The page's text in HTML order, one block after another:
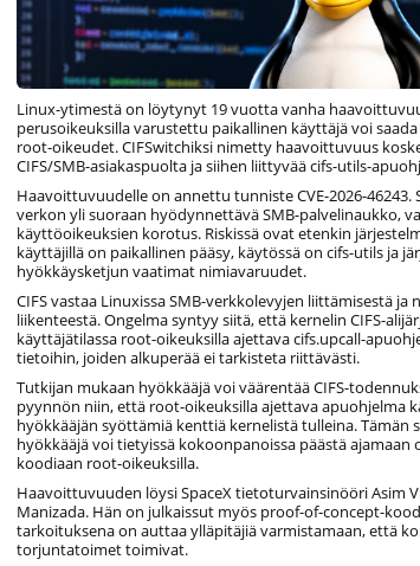
Linux-ytimestä on löytynyt 19 vuotta vanha
perusoikeuksilla varustettu paikallinen käyttäjä voi
root-oikeudet. CIFSwitchiksi nimetty haavoittuvuus
CIFS/SMB-asiakaspuolta ja siihen liittyvää cifs-utils-
Haavoittuvuudelle on annettu tunniste CVE-2026-46243.
verkon yli suoraan hyödynnettävä SMB-palvelinaukko,
käyttöoikeuksien korotus. Riskissä ovat etenkin
käyttäjillä on paikallinen pääsy, käytössä on cifs-utils ja
hyökkäysketjun vaatimat nimiavaruudet.
CIFS vastaa Linuxissa SMB-verkkolevyjen liittämisestä ja
liikenteestä. Ongelma syntyy siitä, että kernelin CIFS-
käyttäjätilassa root-oikeuksilla ajettava cifs.upcall-
tietoihin, joiden alkuperää ei tarkisteta riittävästi.
Tutkijan mukaan hyökkääjä voi väärentää CIFS-
pyynnön niin, että root-oikeuksilla ajettava apuohjelma
hyökkääjän syöttämiä kenttiä kernelistä tulleina. Tämän
hyökkääjä voi tietyissä kokoonpanoissa päästä ajamaan
koodiaan root-oikeuksilla.
Haavoittuvuuden löysi SpaceX tietoturvainsinööri Asim
Manizada. Hän on julkaissut myös proof-of-concept-
tarkoituksena on auttaa ylläpitäjiä varmistamaan, että
torjuntatoimet toimivat.